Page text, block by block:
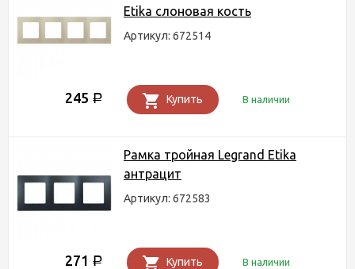
Etika слоновая кость
Артикул: 672514
245 Р Купить В наличии
Рамка тройная Legrand Etika
антрацит
Артикул: 672583
271 Р Купить В наличии